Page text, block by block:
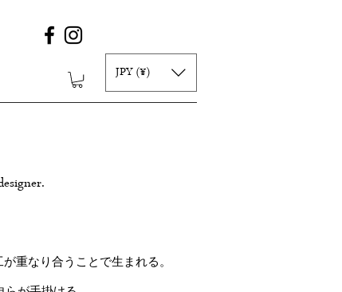
JPY (¥)
重なり合うことで生まれる。